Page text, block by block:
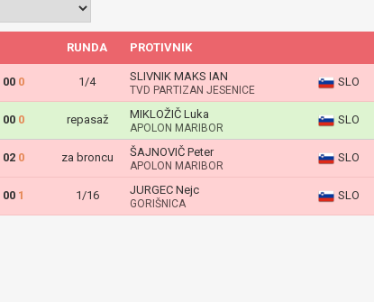
RUNDA PROTIVNIK
00 0 1/4 SLIVNIK MAKS IAN
TVD PARTIZAN JESENICE
SLO
00 0 repasaž MIKLOŽIČ Luka
APOLON MARIBOR
SLO
02 0 za broncu ŠAJNOVIČ Peter
APOLON MARIBOR
SLO
00 1 1/16 JURGEC Nejc
GORIŠNICA
SLO